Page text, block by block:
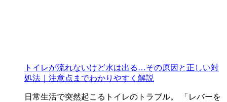
トイレが流れないけど水は出る…その原因と正しい対
処法｜注意点までわかりやすく解説
日常生活で突然起こるトイレのトラブル。 「レバーを